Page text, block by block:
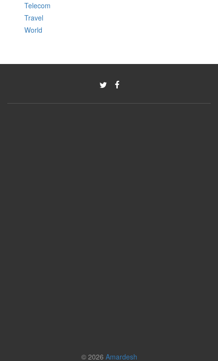
Telecom
Travel
World
© 2026 Amardesh